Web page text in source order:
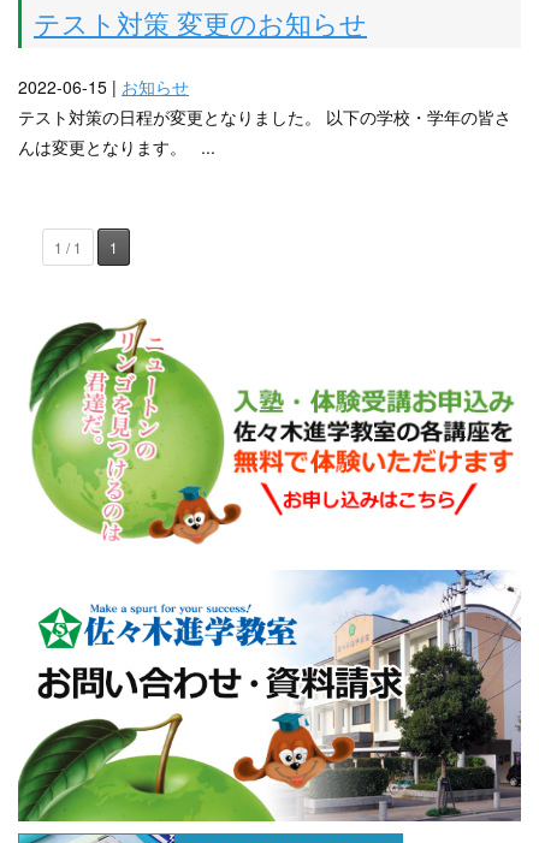
テスト対策 変更のお知らせ
2022-06-15 | お知らせ
テスト対策の日程が変更となりました。 以下の学校・学年の皆さ
んは変更となります。 ...
1 / 1 1